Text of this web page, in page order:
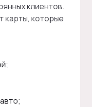
клиентов.
карты, которые